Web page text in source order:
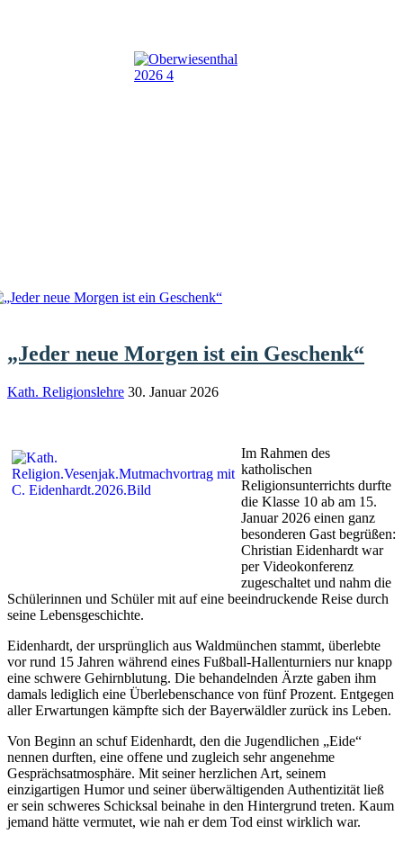
„Jeder neue Morgen ist ein Geschenk“
Kath. Religionslehre 30. Januar 2026
Im Rahmen des
katholischen
Religionsunterrichts durfte
die Klasse 10 ab am 15.
Januar 2026 einen ganz
besonderen Gast begrüßen:
Christian Eidenhardt war
per Videokonferenz
zugeschaltet und nahm die
Schülerinnen und Schüler mit auf eine beeindruckende Reise durch
seine Lebensgeschichte.
Eidenhardt, der ursprünglich aus Waldmünchen stammt, überlebte
vor rund 15 Jahren während eines Fußball-Hallenturniers nur knapp
eine schwere Gehirnblutung. Die behandelnden Ärzte gaben ihm
damals lediglich eine Überlebenschance von fünf Prozent. Entgegen
aller Erwartungen kämpfte sich der Bayerwäldler zurück ins Leben.
Von Beginn an schuf Eidenhardt, den die Jugendlichen „Eide“
nennen durften, eine offene und zugleich sehr angenehme
Gesprächsatmosphäre. Mit seiner herzlichen Art, seinem
einzigartigen Humor und seiner überwältigenden Authentizität ließ
er sein schweres Schicksal beinahe in den Hintergrund treten. Kaum
jemand hätte vermutet, wie nah er dem Tod einst wirklich war.